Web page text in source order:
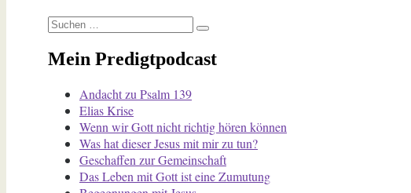
Suchen
Suchen
Mein Predigtpodcast
Andacht zu Psalm 139
Elias Krise
Wenn wir Gott nicht richtig hören können
Was hat dieser Jesus mit mir zu tun?
Geschaffen zur Gemeinschaft
Das Leben mit Gott ist eine Zumutung